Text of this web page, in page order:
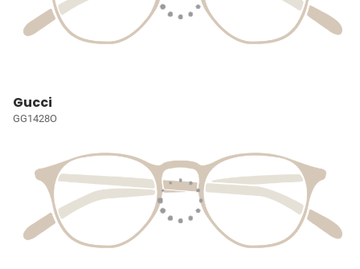
Gucci
GG1428O